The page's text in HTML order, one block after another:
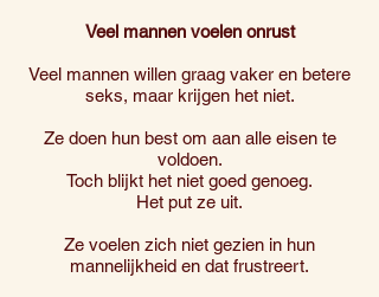
Veel mannen voelen onrust
Veel mannen willen graag vaker en betere
seks, maar krijgen het niet.
Ze doen hun best om aan alle eisen te
voldoen.
Toch blijkt het niet goed genoeg.
Het put ze uit.
Ze voelen zich niet gezien in hun
mannelijkheid en dat frustreert.